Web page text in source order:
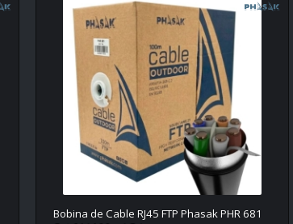
Bobina de Cable RJ45 FTP Phasak PHR 681